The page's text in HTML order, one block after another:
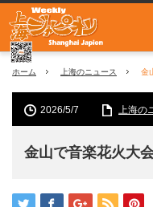
ホーム 上海のニュース 金
2026/5/7 上海の
金山で音楽花火大